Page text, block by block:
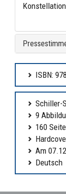
ISBN:
Schiller-
9
160
Am
Deutsch